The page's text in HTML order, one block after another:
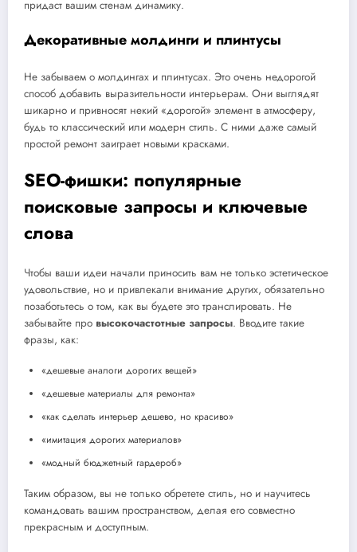
придаст вашим стенам динамику.
Декоративные молдинги и плинтусы
Не забываем о молдингах и плинтусах. Это очень недорогой
способ добавить выразительности интерьерам. Они выглядят
шикарно и привносят некий «дорогой» элемент в атмосферу,
будь то классический или модерн стиль. С ними даже самый
простой ремонт заиграет новыми красками.
SEO-фишки: популярные
поисковые запросы и ключевые
слова
Чтобы ваши идеи начали приносить вам не только эстетическое
удовольствие, но и привлекали внимание других, обязательно
позаботьтесь о том, как вы будете это транслировать. Не
забывайте про высокочастотные запросы. Вводите такие
фразы, как:
«дешевые аналоги дорогих вещей»
«дешевые материалы для ремонта»
«как сделать интерьер дешево, но красиво»
«имитация дорогих материалов»
«модный бюджетный гардероб»
Таким образом, вы не только обретете стиль, но и научитесь
командовать вашим пространством, делая его совместно
прекрасным и доступным.